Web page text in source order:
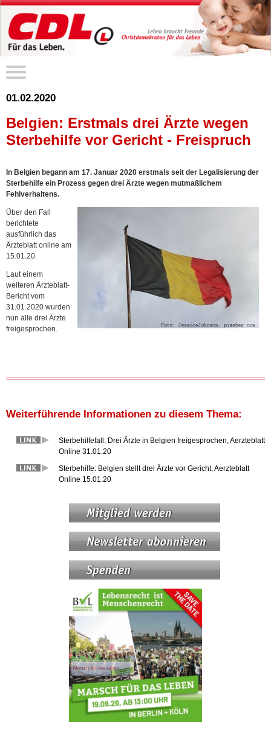
01.02.2020
Belgien: Erstmals drei Ärzte wegen
Sterbehilfe vor Gericht - Freispruch
In Belgien begann am 17. Januar 2020 erstmals seit der Legalisierung der
Sterbehilfe ein Prozess gegen drei Ärzte wegen mutmaßlichem
Fehlverhaltens.
Über den Fall
berichtete
ausführlich das
Ärzteblatt online am
15.01.20.
Laut einem
weiteren Ärzteblatt-
Bericht vom
31.01.2020 wurden
nun alle drei Ärzte
freigesprochen.
Weiterführende Informationen zu diesem Thema:
Sterbehilfefall: Drei Ärzte in Belgien freigesprochen, Aerzteblatt
Online 31.01.20
Sterbehilfe: Belgien stellt drei Ärzte vor Gericht, Aerzteblatt
Online 15.01.20